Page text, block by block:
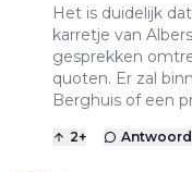
Het is duidelijk
karretje van
gesprekken
quoten. Er zal
Berghuis of een
2+ Antwoord